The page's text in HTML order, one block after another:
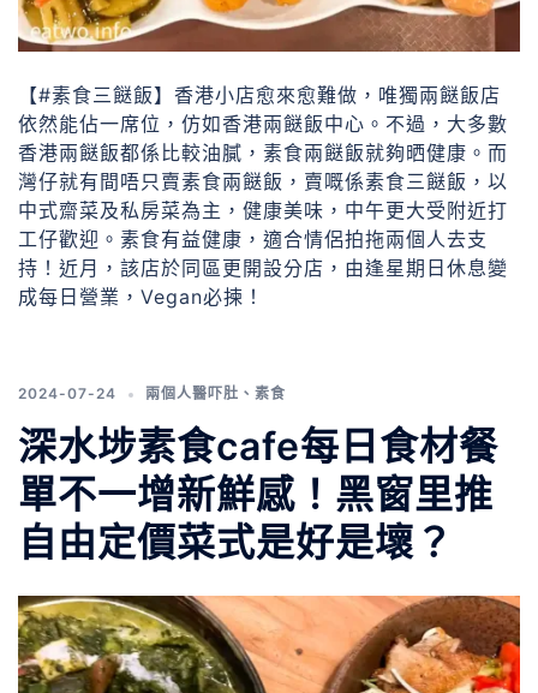
【#素食三餸飯】香港小店愈來愈難做，唯獨兩餸飯店
依然能佔一席位，仿如香港兩餸飯中心。不過，大多數
香港兩餸飯都係比較油膩，素食兩餸飯就夠晒健康。而
灣仔就有間唔只賣素食兩餸飯，賣嘅係素食三餸飯，以
中式齋菜及私房菜為主，健康美味，中午更大受附近打
工仔歡迎。素食有益健康，適合情侶拍拖兩個人去支
持！近月，該店於同區更開設分店，由逢星期日休息變
成每日營業，Vegan必揀！
2024-07-24 兩個人醫吓肚 、 素食
深水埗素食cafe每日食材餐
單不一增新鮮感！黑窗里推
自由定價菜式是好是壞？